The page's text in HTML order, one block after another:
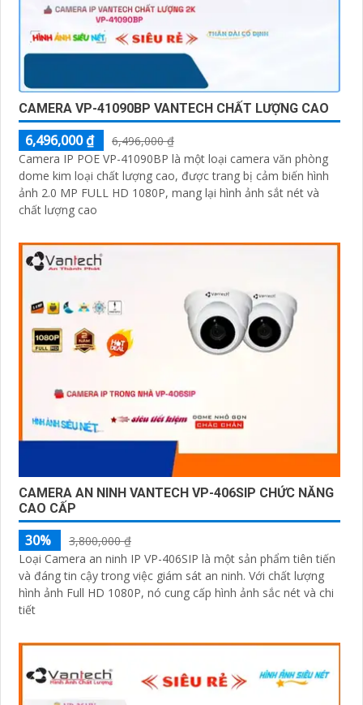
CAMERA VP-41090BP VANTECH CHẤT LƯỢNG CAO
6,496,000 ₫
6,496,000 ₫
Camera IP POE VP-41090BP là một loại camera văn phòng
dome kim loại chất lượng cao, được trang bị cảm biến hình
ảnh 2.0 MP FULL HD 1080P, mang lại hình ảnh sắt nét và
chất lượng cao
CAMERA AN NINH VANTECH VP-406SIP CHỨC NĂNG
CAO CẤP
30%
3,800,000 ₫
Loại Camera an ninh IP VP-406SIP là một sản phẩm tiên tiến
và đáng tin cậy trong việc giám sát an ninh. Với chất lượng
hình ảnh Full HD 1080P, nó cung cấp hình ảnh sắc nét và chi
tiết